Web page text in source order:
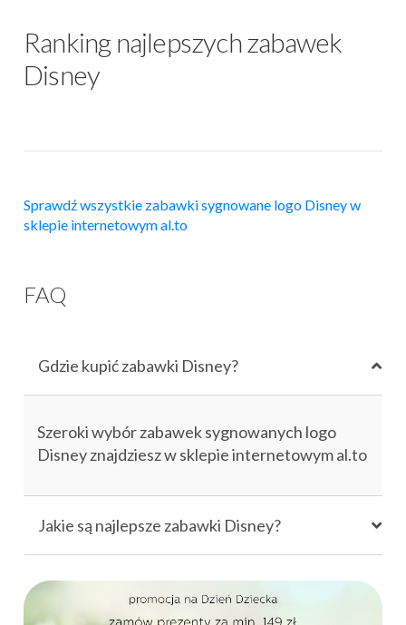
Ranking najlepszych zabawek
Disney
Sprawdź wszystkie zabawki sygnowane logo Disney w
sklepie internetowym al.to
FAQ
Gdzie kupić zabawki Disney?
Szeroki wybór zabawek sygnowanych logo
Disney znajdziesz w sklepie internetowym al.to
Jakie są najlepsze zabawki Disney?